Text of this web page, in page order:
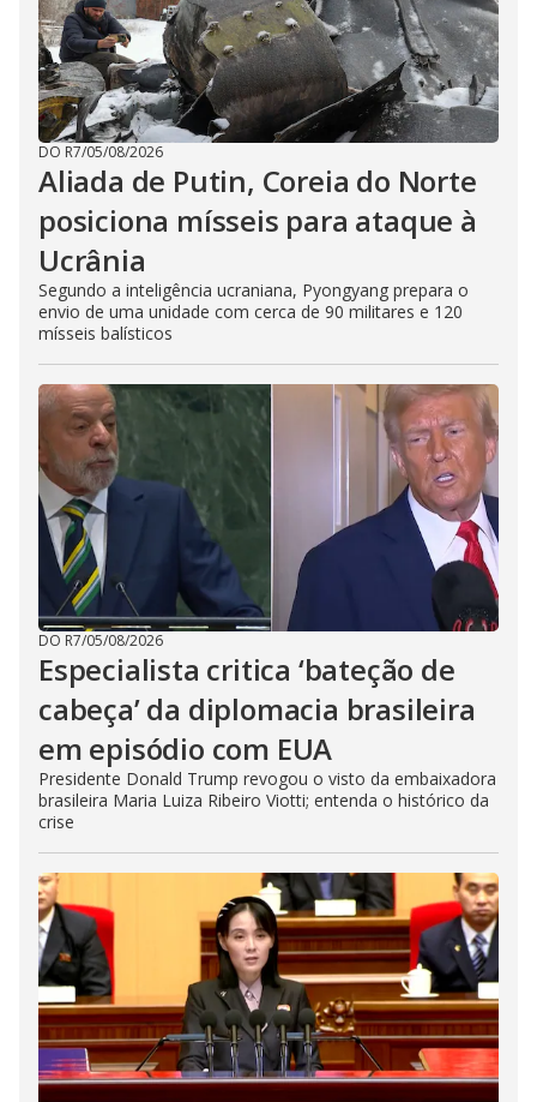
DO R7/05/08/2026
Aliada de Putin, Coreia do Norte
posiciona mísseis para ataque à
Ucrânia
Segundo a inteligência ucraniana, Pyongyang prepara o
envio de uma unidade com cerca de 90 militares e 120
mísseis balísticos
DO R7/05/08/2026
Especialista critica ‘bateção de
cabeça’ da diplomacia brasileira
em episódio com EUA
Presidente Donald Trump revogou o visto da embaixadora
brasileira Maria Luiza Ribeiro Viotti; entenda o histórico da
crise